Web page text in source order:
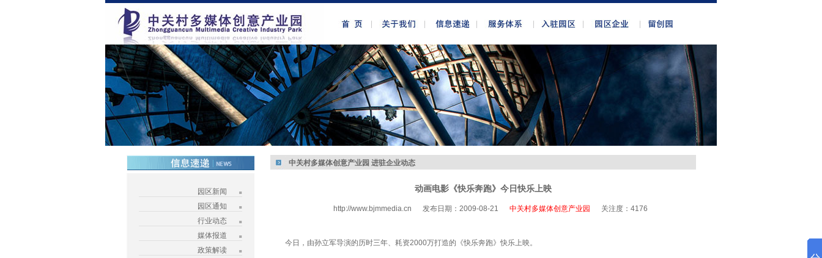
园区新闻
园区通知
行业动态
媒体报道
政策解读
中关村多媒体创意产业园 进驻企业动态
动画电影《快乐奔跑》今日快乐上映
http://www.bjmmedia.cn 发布日期：2009-08-21 中关村多媒体创意产业园 关注度： 4176
今日，由孙立军导演的历时三年、耗资2000万打造的《快乐奔跑》快乐上映。